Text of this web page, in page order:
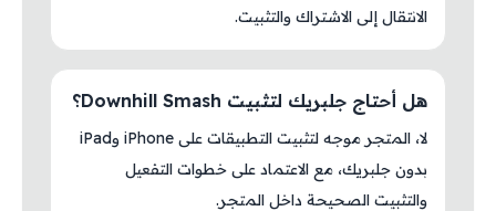
الانتقال إلى الاشتراك والتثبيت.
هل أحتاج جلبريك لتثبيت Downhill Smash؟
لا، المتجر موجه لتثبيت التطبيقات على iPhone وiPad
بدون جلبريك، مع الاعتماد على خطوات التفعيل
والتثبيت الصحيحة داخل المتجر.